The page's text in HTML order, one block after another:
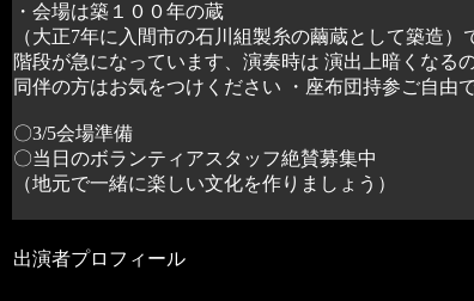
・会場は築１００年の蔵
（大正7年に入間市の石川組製糸の繭蔵として築造
階段が急になっています、演奏時は 演出上暗くなる
同伴の方はお気をつけください ・座布団持参ご自由
〇3/5会場準備
〇当日のボランティアスタッフ絶賛募集中
（地元で一緒に楽しい文化を作りましょう）
出演者プロフィール